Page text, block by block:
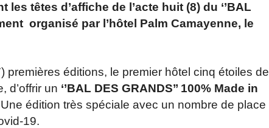
les têtes d’affiche de l’acte huit (8) du ‘’BAL
organisé par l’hôtel Palm Camayenne, le
premières éditions, le premier hôtel cinq étoiles de
d’offrir un ‘’BAL DES GRANDS’’ 100% Made in
édition très spéciale avec un nombre de place
19.